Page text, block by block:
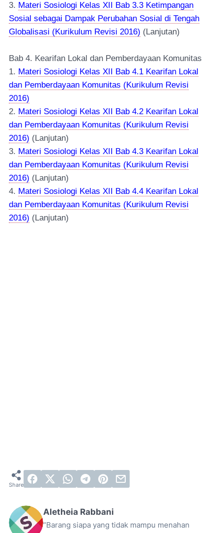
3. Materi Sosiologi Kelas XII Bab 3.3 Ketimpangan
Sosial sebagai Dampak Perubahan Sosial di Tengah
Globalisasi (Kurikulum Revisi 2016) (Lanjutan)
Bab 4. Kearifan Lokal dan Pemberdayaan Komunitas
1. Materi Sosiologi Kelas XII Bab 4.1 Kearifan Lokal
dan Pemberdayaan Komunitas (Kurikulum Revisi
2016)
2. Materi Sosiologi Kelas XII Bab 4.2 Kearifan Lokal
dan Pemberdayaan Komunitas (Kurikulum Revisi
2016) (Lanjutan)
3. Materi Sosiologi Kelas XII Bab 4.3 Kearifan Lokal
dan Pemberdayaan Komunitas (Kurikulum Revisi
2016) (Lanjutan)
4. Materi Sosiologi Kelas XII Bab 4.4 Kearifan Lokal
dan Pemberdayaan Komunitas (Kurikulum Revisi
2016) (Lanjutan)
Aletheia Rabbani
“Barang siapa yang tidak mampu menahan